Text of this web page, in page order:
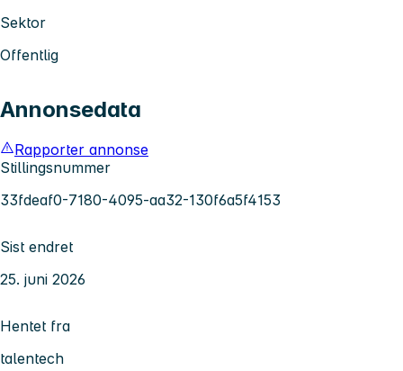
Sektor
Offentlig
Annonsedata
Rapporter annonse
Stillingsnummer
33fdeaf0-7180-4095-aa32-130f6a5f4153
Sist endret
25. juni 2026
Hentet fra
talentech